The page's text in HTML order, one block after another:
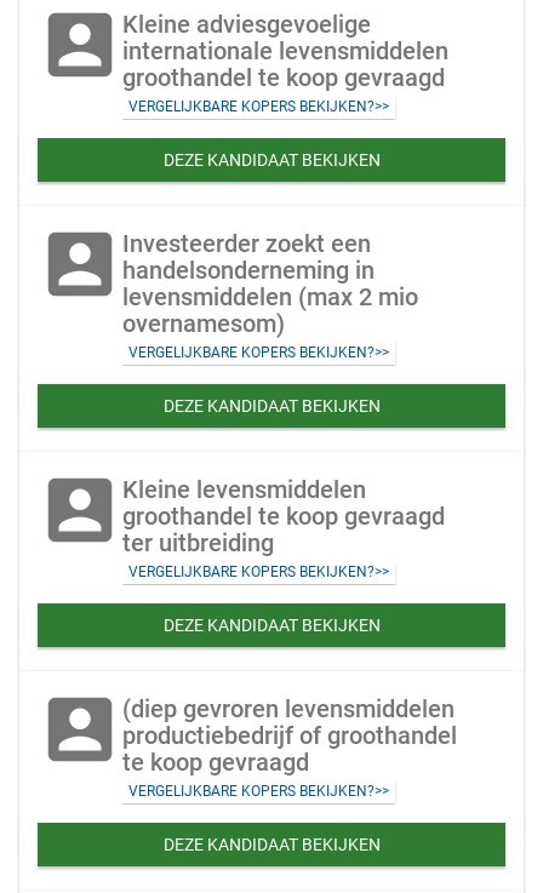
account_box Kleine adviesgevoelige
internationale levensmiddelen
groothandel te koop gevraagd
VERGELIJKBARE KOPERS BEKIJKEN?>>
DEZE KANDIDAAT BEKIJKEN
account_box Investeerder zoekt een
handelsonderneming in
levensmiddelen (max 2 mio
overnamesom)
VERGELIJKBARE KOPERS BEKIJKEN?>>
DEZE KANDIDAAT BEKIJKEN
account_box Kleine levensmiddelen
groothandel te koop gevraagd
ter uitbreiding
VERGELIJKBARE KOPERS BEKIJKEN?>>
DEZE KANDIDAAT BEKIJKEN
account_box (diep gevroren levensmiddelen
productiebedrijf of groothandel
te koop gevraagd
VERGELIJKBARE KOPERS BEKIJKEN?>>
DEZE KANDIDAAT BEKIJKEN